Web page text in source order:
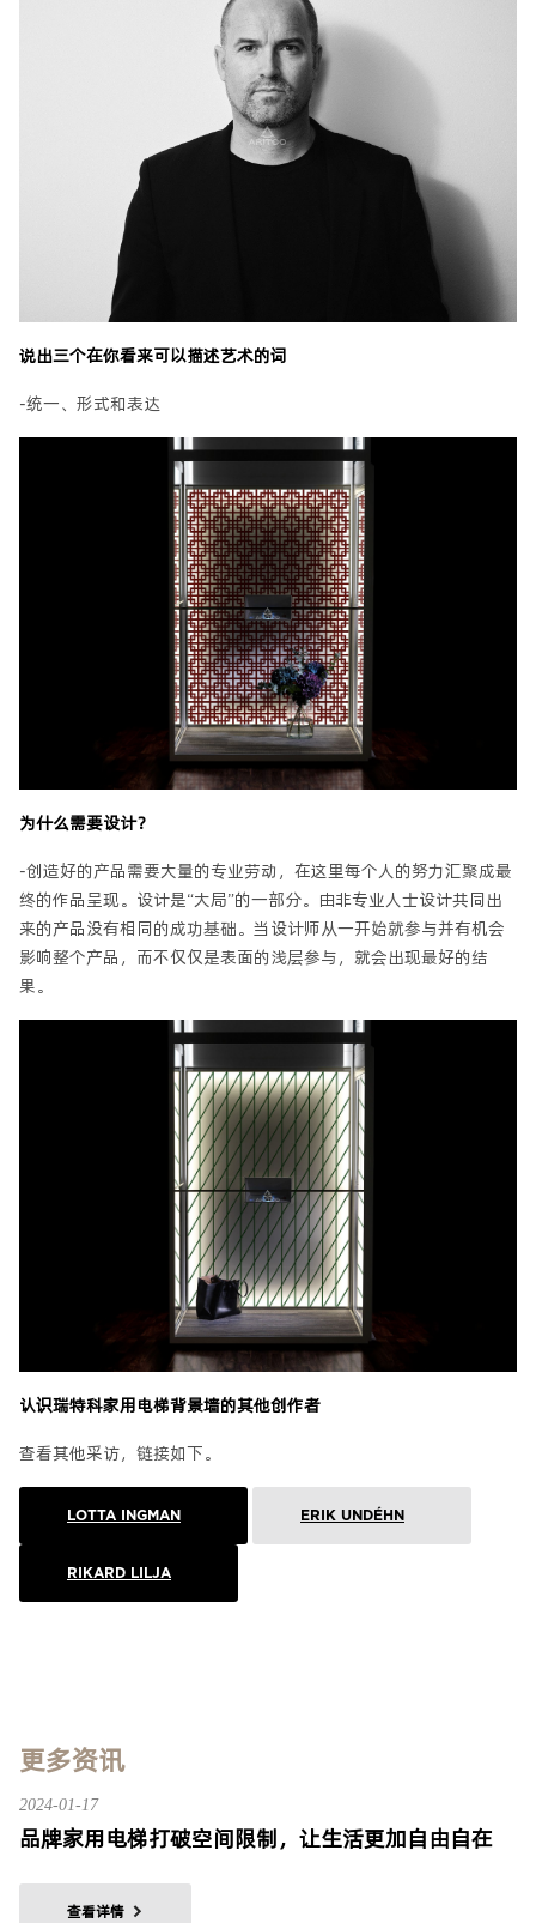
说出三个在你看来可以描述艺术的词
-统一、形式和表达
为什么需要设计？
-创造好的产品需要大量的专业劳动，在这里每个人的努力汇聚成最
终的作品呈现。设计是“大局”的一部分。由非专业人士设计共同出
来的产品没有相同的成功基础。当设计师从一开始就参与并有机会
影响整个产品，而不仅仅是表面的浅层参与，就会出现最好的结
果。
认识瑞特科家用电梯背景墙的其他创作者
查看其他采访，链接如下。
LOTTA INGMAN ERIK UNDÉHN
RIKARD LILJA
更多资讯
2024-01-17
品牌家用电梯打破空间限制，让生活更加自由自在
查看详情